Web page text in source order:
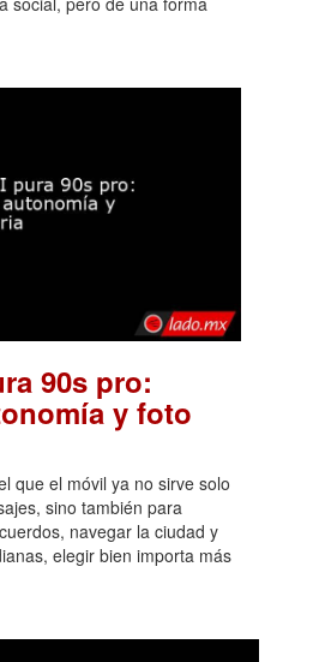
90s pro:
y foto
que el móvil ya no sirve solo
sino también para
navegar la ciudad y
elegir bien importa más